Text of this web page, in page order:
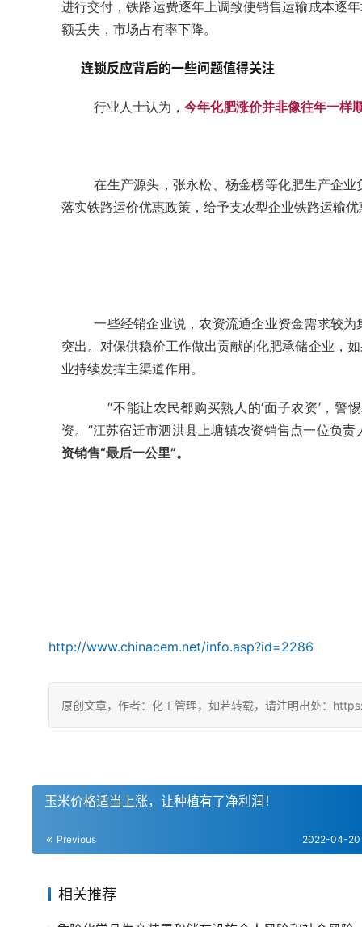
进行交付，铁路运费逐年上调致使销售运输成本逐
额丢失，市场占有率下降。
连锁反应背后的一些问题值得关注
行业人士认为， 今年化肥涨价并非像往年一样
在生产源头，张永松、杨金榜等化肥生产企
落实铁路运价优惠政策，给予支农型企业铁路运输
一些经销企业说，农资流通企业资金需求较
突出。对保供稳价工作做出贡献的化肥承储企业，
业持续发挥主渠道作用。
“不能让农民都购买熟人的‘面子农资’，警
资。”江苏宿迁市泗洪县上塘镇农资销售点一位负责
资销售“最后一公里”。
http://www.chinacem.net/info.asp?id=2286
原创文章，作者：化工管理，如若转载，请注明出处：
玉米价格适当上涨，让种植有了净利润！
Previous 2022-04-20
相关推荐